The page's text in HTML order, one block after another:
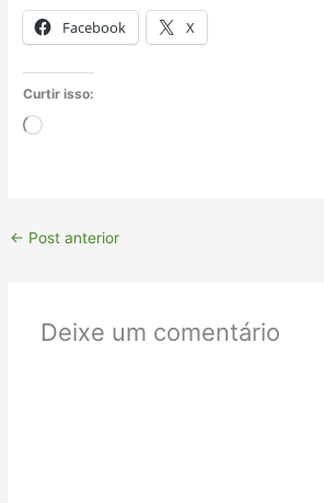
Facebook X
Curtir isso:
Carregando...
← Post anterior
Deixe um comentário